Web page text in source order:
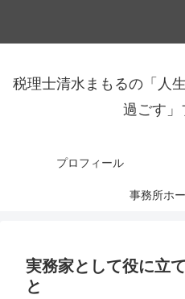
税理士清水まもるの「人
過ごす」
プロフィール
事務所ホ
実務家として役に立
と